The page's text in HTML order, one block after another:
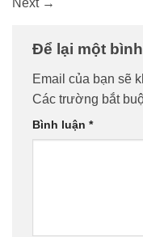
Để lại một
Email của bạn sẽ
Các trường bắt
Bình luận *